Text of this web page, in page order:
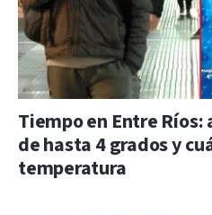
Tiempo en Entre
de hasta 4 grados y
temperatura